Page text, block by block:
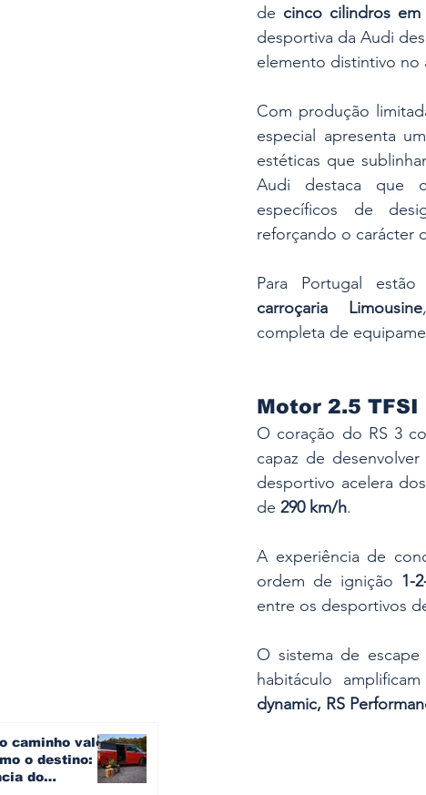
de cinco cilindros em
desportiva da Audi
elemento distintivo no
Com produção
especial apresenta
estéticas que
Audi destaca que
específicos de
reforçando o carácter
Para Portugal estão
carroçaria Limousine
completa de
Motor 2.5
O coração do RS 3
capaz de desenvolver
desportivo acelera dos
de 290 km/h.
A experiência de
ordem de ignição 1-
entre os desportivos
O sistema de
dynamic, RS
caminho vale
o destino: a
do